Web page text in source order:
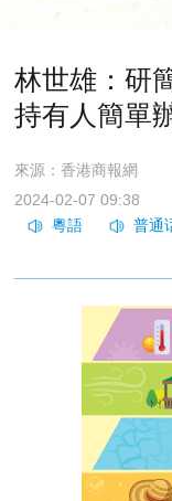
林世雄：研
持有人簡單
來源：香港商報網
2024-02-07 09:38